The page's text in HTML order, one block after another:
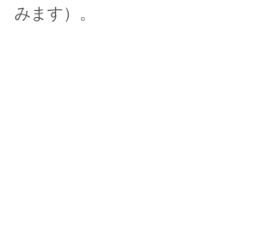
みます）。